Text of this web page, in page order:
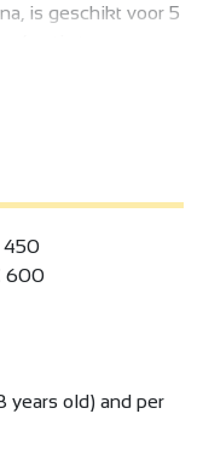
is geschikt voor 5
terrein en een
open haard,
aparte WC, 1
(1
op aanvraag),
bij
inbegrepen.
voorzien van
450
600
years old) and per